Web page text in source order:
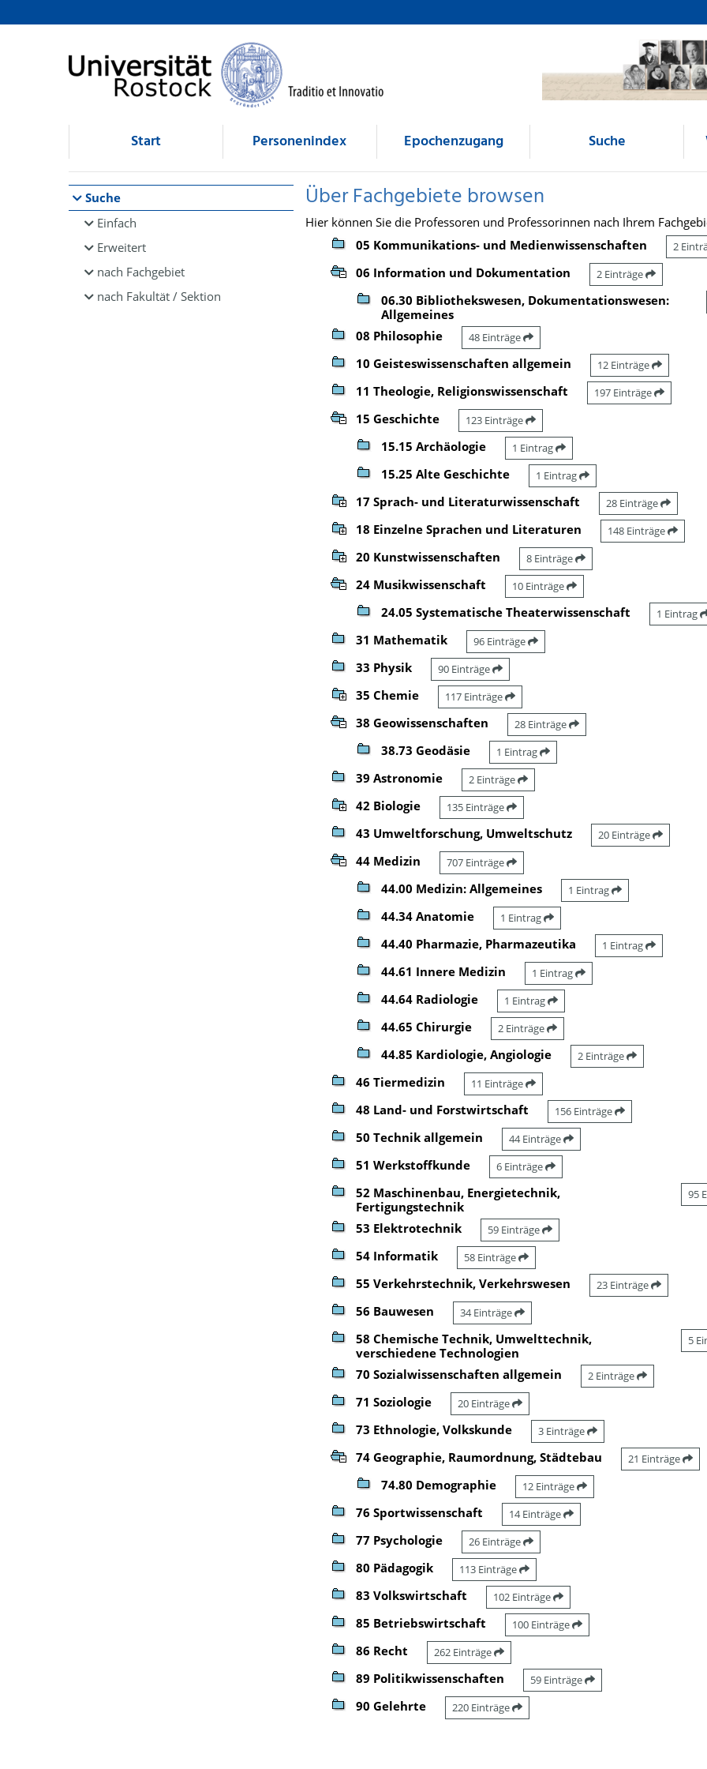
Browsen
direkt zum Inhalt
Start Personenindex Epochenzugang Suche
Suche
Einfach
Erweitert
nach Fachgebiet
nach Fakultät / Sektion
Über Fachgebiete browsen
Hier können Sie die Professoren und Professorinnen nach Ihrem
05 Kommunikations- und Medienwissenschaften
2
06 Information und Dokumentation 2 Einträge
06.30 Bibliothekswesen, Dokumentationswesen:
Allgemeines
08 Philosophie 48 Einträge
10 Geisteswissenschaften allgemein 12 Einträge
11 Theologie, Religionswissenschaft 197 Einträge
15 Geschichte 123 Einträge
15.15 Archäologie 1 Eintrag
15.25 Alte Geschichte 1 Eintrag
17 Sprach- und Literaturwissenschaft 28 Einträge
18 Einzelne Sprachen und Literaturen 148 Einträge
20 Kunstwissenschaften 8 Einträge
24 Musikwissenschaft 10 Einträge
24.05 Systematische Theaterwissenschaft 1 Eintrag
31 Mathematik 96 Einträge
33 Physik 90 Einträge
35 Chemie 117 Einträge
38 Geowissenschaften 28 Einträge
38.73 Geodäsie 1 Eintrag
39 Astronomie 2 Einträge
42 Biologie 135 Einträge
43 Umweltforschung, Umweltschutz 20 Einträge
44 Medizin 707 Einträge
44.00 Medizin: Allgemeines 1 Eintrag
44.34 Anatomie 1 Eintrag
44.40 Pharmazie, Pharmazeutika 1 Eintrag
44.61 Innere Medizin 1 Eintrag
44.64 Radiologie 1 Eintrag
44.65 Chirurgie 2 Einträge
44.85 Kardiologie, Angiologie 2 Einträge
46 Tiermedizin 11 Einträge
48 Land- und Forstwirtschaft 156 Einträge
50 Technik allgemein 44 Einträge
51 Werkstoffkunde 6 Einträge
52 Maschinenbau, Energietechnik,
Fertigungstechnik
95
53 Elektrotechnik 59 Einträge
54 Informatik 58 Einträge
55 Verkehrstechnik, Verkehrswesen 23 Einträge
56 Bauwesen 34 Einträge
58 Chemische Technik, Umwelttechnik,
verschiedene Technologien
5
70 Sozialwissenschaften allgemein 2 Einträge
71 Soziologie 20 Einträge
73 Ethnologie, Volkskunde 3 Einträge
74 Geographie, Raumordnung, Städtebau 21 Einträge
74.80 Demographie 12 Einträge
76 Sportwissenschaft 14 Einträge
77 Psychologie 26 Einträge
80 Pädagogik 113 Einträge
83 Volkswirtschaft 102 Einträge
85 Betriebswirtschaft 100 Einträge
86 Recht 262 Einträge
89 Politikwissenschaften 59 Einträge
90 Gelehrte 220 Einträge